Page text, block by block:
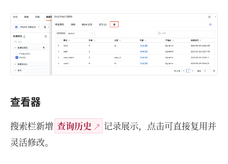
查看器
搜索栏新增 查询历史
记录展示，点击可直接复用并
灵活修改。